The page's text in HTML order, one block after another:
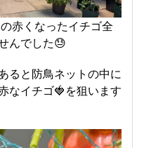
赤くなったイチゴ全
んでした😓
ると防鳥ネットの中に
なイチゴ🍓を狙います